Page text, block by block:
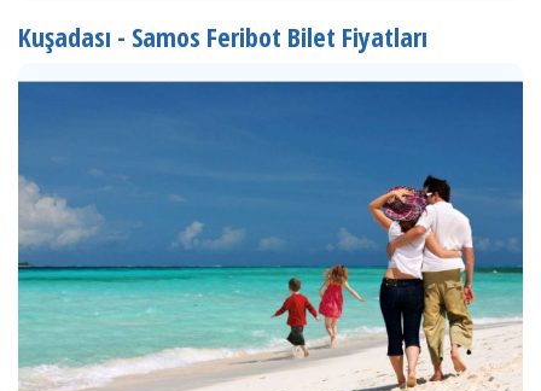
Kuşadası - Samos Feribot Bilet Fiyatları